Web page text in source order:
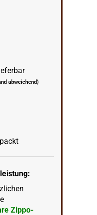
Widder
rechts = KI erstellter
abweichend)
Zippo-